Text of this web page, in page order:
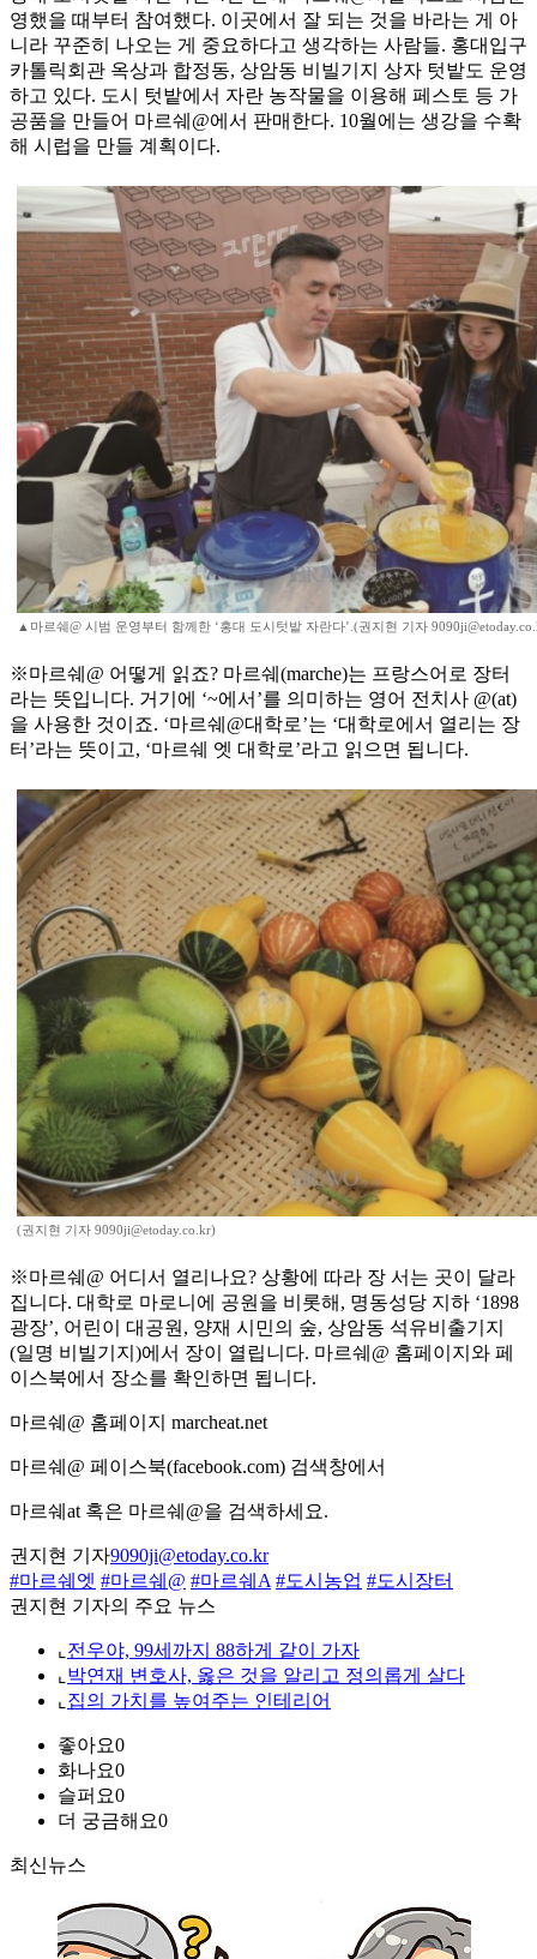
영했을 때부터 참여했다. 이곳에서 잘 되는 것을 바라는 게 아
니라 꾸준히 나오는 게 중요하다고 생각하는 사람들. 홍대입구
카톨릭회관 옥상과 합정동, 상암동 비빌기지 상자 텃밭도 운영
하고 있다. 도시 텃밭에서 자란 농작물을 이용해 페스토 등 가
공품을 만들어 마르쉐@에서 판매한다. 10월에는 생강을 수확
해 시럽을 만들 계획이다.
▲마르쉐@ 시범 운영부터 함께한 ‘홍대 도시텃밭 자란다’.(권지현 기자
※마르쉐@ 어떻게 읽죠? 마르쉐(marche)는 프랑스어로 장터
라는 뜻입니다. 거기에 ‘~에서’를 의미하는 영어 전치사 @(at)
을 사용한 것이죠. ‘마르쉐@대학로’는 ‘대학로에서 열리는 장
터’라는 뜻이고, ‘마르쉐 엣 대학로’라고 읽으면 됩니다.
(권지현 기자 9090ji@etoday.co.kr)
※마르쉐@ 어디서 열리나요? 상황에 따라 장 서는 곳이 달라
집니다. 대학로 마로니에 공원을 비롯해, 명동성당 지하 ‘1898
광장’, 어린이 대공원, 양재 시민의 숲, 상암동 석유비출기지
(일명 비빌기지)에서 장이 열립니다. 마르쉐@ 홈페이지와 페
이스북에서 장소를 확인하면 됩니다.
마르쉐@ 홈페이지 marcheat.net
마르쉐@ 페이스북(facebook.com) 검색창에서
마르쉐at 혹은 마르쉐@을 검색하세요.
권지현 기자9090ji@etoday.co.kr
#마르쉐엣 #마르쉐@ #마르쉐A #도시농업 #도시장터
권지현 기자의 주요 뉴스
⌞ 전우야, 99세까지 88하게 같이 가자
⌞ 박연재 변호사, 옳은 것을 알리고 정의롭게 살다
⌞ 집의 가치를 높여주는 인테리어
좋아요0
화나요0
슬퍼요0
더 궁금해요0
최신뉴스